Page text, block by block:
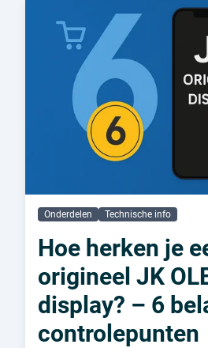
Onderdelen Technische info
Hoe herken je
origineel JK
display? – 6
controlepunten